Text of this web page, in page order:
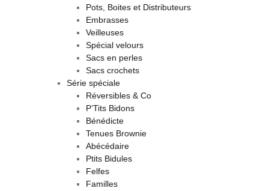
Pots, Boites et Distributeurs
Embrasses
Veilleuses
Spécial velours
Sacs en perles
Sacs crochets
Série spéciale
Réversibles & Co
P’Tits Bidons
Bénédicte
Tenues Brownie
Abécédaire
Ptits Bidules
Felfes
Familles